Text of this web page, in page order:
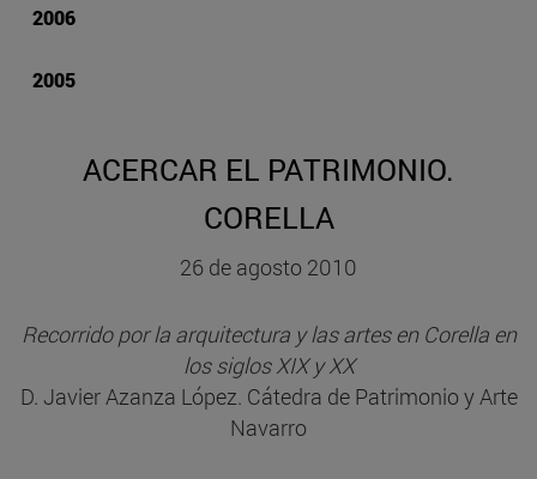
2006
2005
ACERCAR EL PATRIMONIO.
CORELLA
26 de agosto 2010
Recorrido por la arquitectura y las artes en Corella en
los siglos XIX y XX
D. Javier Azanza López. Cátedra de Patrimonio y Arte
Navarro